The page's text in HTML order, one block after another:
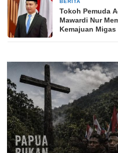
BERITA
Tokoh Pemuda
Mawardi Nur
Kemajuan Migas